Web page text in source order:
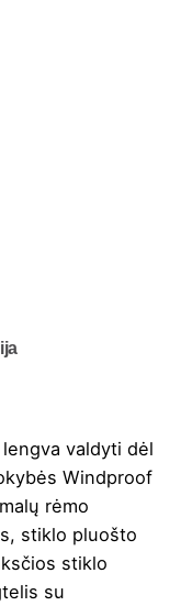
valdyti dėl
Windproof
rėmo
stiklo pluošto
stiklo
su